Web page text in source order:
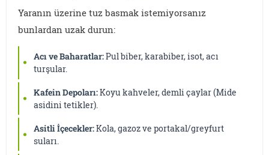
Yaranın üzerine tuz basmak istemiyorsanız
bunlardan uzak durun:
Acı ve Baharatlar:Pul biber, karabiber, isot, acı
turşular.
Kafein Depoları:Koyu kahveler, demli çaylar (Mide
asidini tetikler).
Asitli İçecekler:Kola, gazoz ve portakal/greyfurt
suları.